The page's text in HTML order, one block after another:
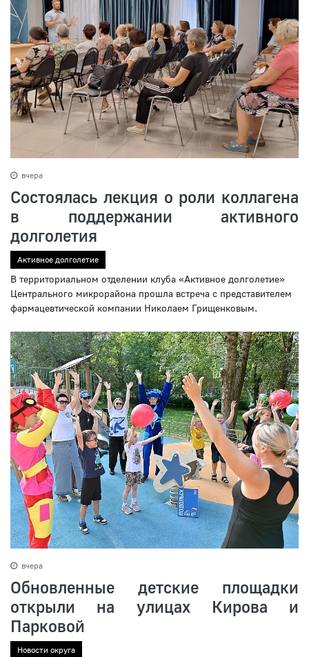
вчера
Состоялась лекция о роли коллагена
в поддержании активного
долголетия
Активное долголетие
В территориальном отделении клуба «Активное долголетие»
Центрального микрорайона прошла встреча с представителем
фармацевтической компании Николаем Грищенковым.
вчера
Обновленные детские площадки
открыли на улицах Кирова и
Парковой
Новости округа